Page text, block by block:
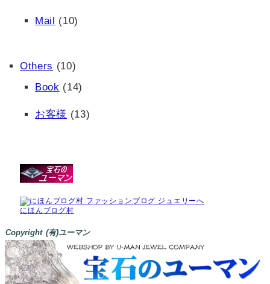
Mail (10)
Others (10)
Book (14)
お客様 (13)
にほんブログ村
Copyright (有)ユーマン